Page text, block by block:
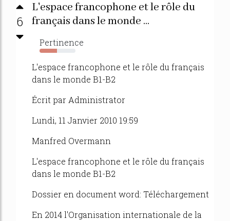
6
L'espace francophone et le rôle du
français dans le monde ...
Pertinence
49%
L'espace francophone et le rôle du français
dans le monde B1-B2
Écrit par Administrator
Lundi, 11 Janvier 2010 19:59
Manfred Overmann
L'espace francophone et le rôle du français
dans le monde B1-B2
Dossier en document word: Téléchargement
En 2014 l'Organisation internationale de la